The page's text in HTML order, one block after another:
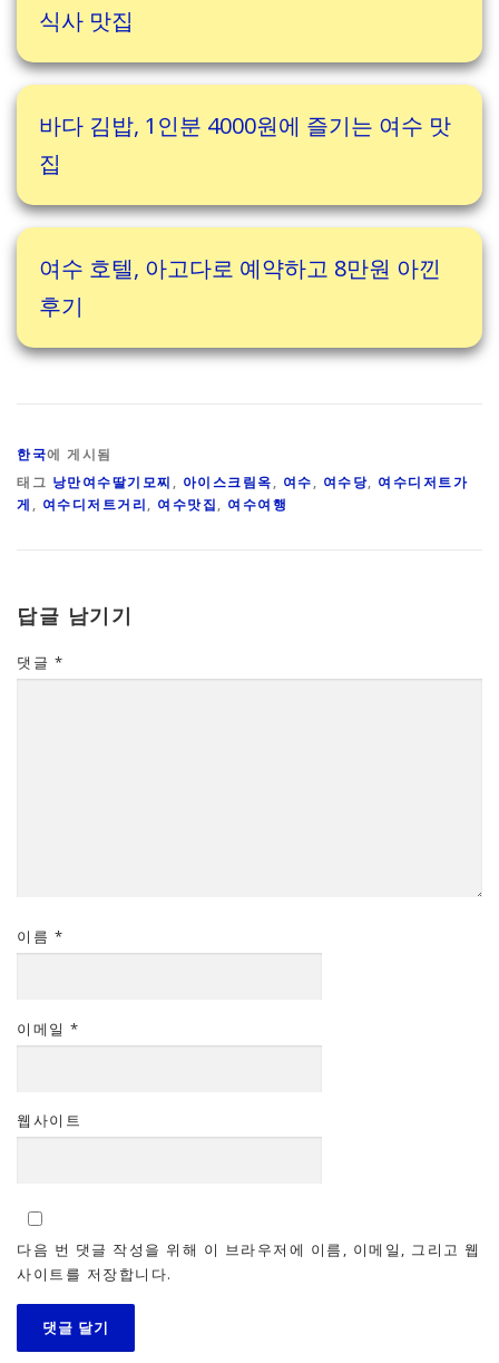
식사 맛집
바다 김밥, 1인분 4000원에 즐기는 여수 맛
집
여수 호텔, 아고다로 예약하고 8만원 아낀
후기
한국에 게시됨
태그 낭만여수딸기모찌 , 아이스크림옥, 여수, 여수당, 여수디저트가
게 , 여수디저트거리, 여수맛집, 여수여행
답글 남기기
댓글 *
이름 *
이메일 *
웹사이트
다음 번 댓글 작성을 위해 이 브라우저에 이름, 이메일, 그리고 웹
사이트를 저장합니다.